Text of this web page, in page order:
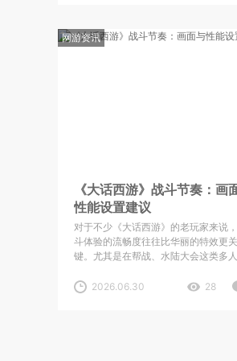
网游资讯
《大话西游》战斗节奏：画
性能设置建议
对于不少《大话西游》的老玩家来说
斗体验的流畅度往往比华丽的特效更关
键。尤其是在帮战、水陆大会这类多
响输出节奏，还可能导致战术配合出
2026.06.30 28